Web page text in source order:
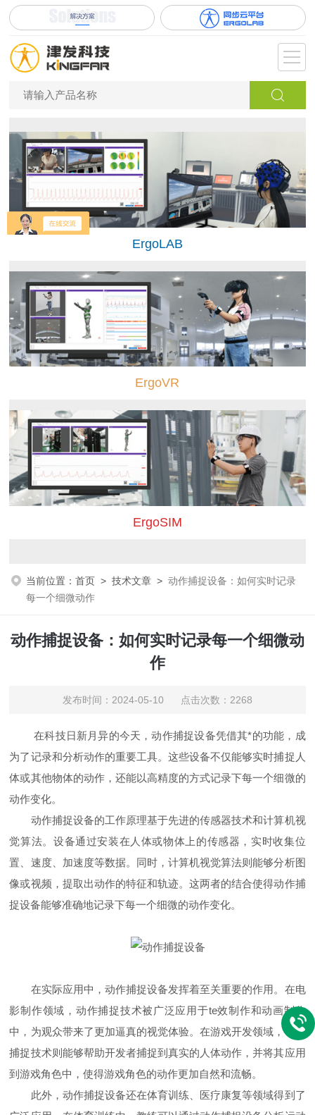
ErgoLAB
ErgoVR
ErgoSIM
当前位置：首页 >技术文章 >动作捕捉设备：如何实时记录
每一个细微动作
动作捕捉设备：如何实时记录每一个细微动
作
发布时间：2024-05-10 点击次数：2268
在科技日新月异的今天，动作捕捉设备凭借其*的功能，成
为了记录和分析动作的重要工具。这些设备不仅能够实时捕捉人
体或其他物体的动作，还能以高精度的方式记录下每一个细微的
动作变化。
动作捕捉设备的工作原理基于先进的传感器技术和计算机视
觉算法。设备通过安装在人体或物体上的传感器，实时收集位
置、速度、加速度等数据。同时，计算机视觉算法则能够分析图
像或视频，提取出动作的特征和轨迹。这两者的结合使得动作捕
捉设备能够准确地记录下每一个细微的动作变化。
在实际应用中，动作捕捉设备发挥着至关重要的作用。在电
影制作领域，动作捕捉技术被广泛应用于te效制作和动画制作
中，为观众带来了更加逼真的视觉体验。在游戏开发领域，动作
捕捉技术则能够帮助开发者捕捉到真实的人体动作，并将其应用
到游戏角色中，使得游戏角色的动作更加自然和流畅。
此外，动作捕捉设备还在体育训练、医疗康复等领域得到了